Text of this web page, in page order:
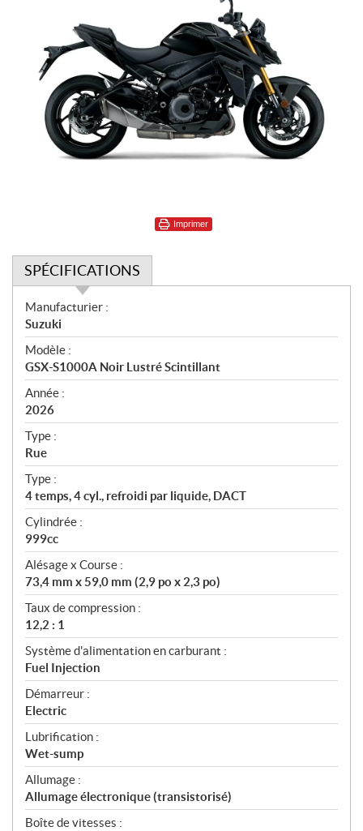
Imprimer
SPÉCIFICATIONS
S
p
é
c
i
f
i
c
a
t
i
o
n
s
Manufacturier :
Suzuki
Modèle :
GSX-S1000A Noir Lustré Scintillant
Année :
2026
Type :
Rue
Type :
4 temps, 4 cyl., refroidi par liquide, DACT
Cylindrée :
999cc
Alésage x Course :
73,4 mm x 59,0 mm (2,9 po x 2,3 po)
Taux de compression :
12,2 : 1
Système d'alimentation en carburant :
Fuel Injection
Démarreur :
Electric
Lubrification :
Wet-sump
Allumage :
Allumage électronique (transistorisé)
Boîte de vitesses :